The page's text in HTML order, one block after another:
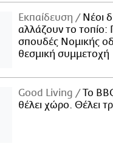
Εκπαίδευση
Νέοι
αλλάζουν το τοπίο:
σπουδές Νομικής
θεσμική συμμετοχή
Good Living
Το
θέλει χώρο. Θέλει